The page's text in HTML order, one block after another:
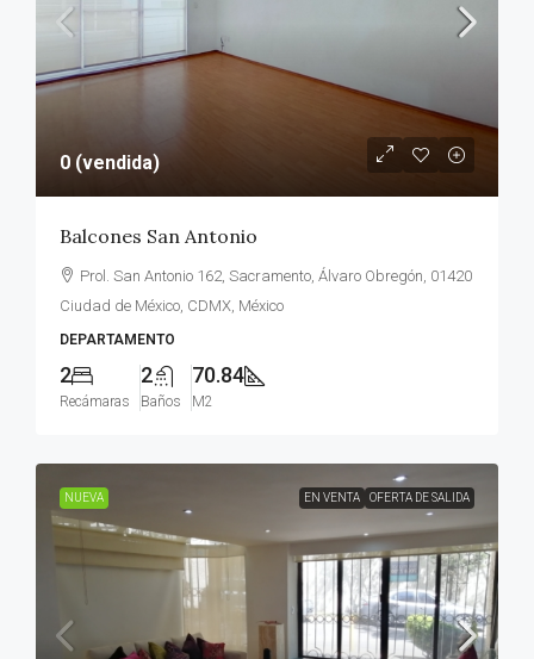
0 (vendida)
Balcones San Antonio
Prol. San Antonio 162, Sacramento, Álvaro Obregón, 01420
Ciudad de México, CDMX, México
DEPARTAMENTO
2
Recámaras
2
Baños
70.84
M2
NUEVA EN VENTA OFERTA DE SALIDA